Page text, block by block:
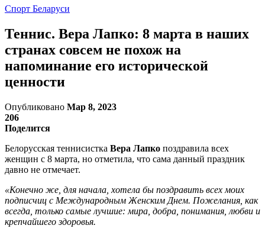
Спорт Беларуси
Теннис. Вера Лапко: 8 марта в наших
странах совсем не похож на
напоминание его исторической
ценности
Опубликовано Мар 8, 2023
206
Поделится
Белорусская теннисистка Вера Лапко поздравила всех
женщин с 8 марта, но отметила, что сама данный праздник
давно не отмечает.
«Конечно же, для начала, хотела бы поздравить всех моих
подписчиц с Международным Женским Днем. Пожелания, как
всегда, только самые лучшие: мира, добра, понимания, любви и
крепчайшего здоровья.